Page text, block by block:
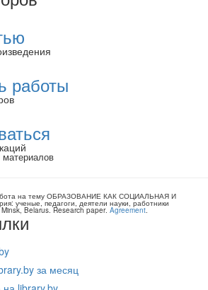
работы
материалов
на тему ОБРАЗОВАНИЕ КАК СОЦИАЛЬНАЯ И
ученые, педагоги, деятели науки, работники
Minsk, Belarus.Research paper. Agreement.
за месяц